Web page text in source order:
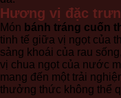
Hương vị đặc
Món bánh tráng cuốn
tinh tế giữa vị ngọt của
sảng khoái của rau
vị chua ngọt của nước
mang đến một trải
thưởng thức không thể